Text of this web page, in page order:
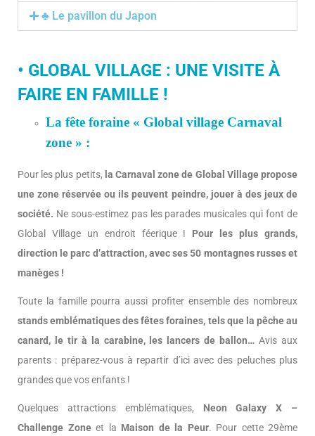
♣ Le pavillon du Japon
• GLOBAL VILLAGE : UNE VISITE À
FAIRE EN FAMILLE !
La fête foraine « Global village Carnaval
zone » :
Pour les plus petits, la Carnaval zone de Global Village propose
une zone réservée ou ils peuvent peindre, jouer à des jeux de
société. Ne sous-estimez pas les parades musicales qui font de
Global Village un endroit féerique ! Pour les plus grands,
direction le parc d’attraction, avec ses 50 montagnes russes et
manèges !
Toute la famille pourra aussi profiter ensemble des nombreux
stands emblématiques des fêtes foraines, tels que la pêche au
canard, le tir à la carabine, les lancers de ballon… Avis aux
parents : préparez-vous à repartir d’ici avec des peluches plus
grandes que vos enfants !
Quelques attractions emblématiques, Neon Galaxy X –
Challenge Zoneet la Maison de la Peur. Pour cette 29ème